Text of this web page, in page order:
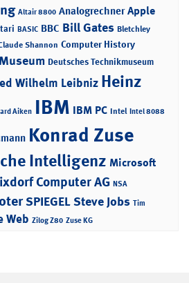
Altair 8800 Analogrechner Apple
BASIC BBC Bill Gates Bletchley
Shannon Computer History
Deutsches Technikmuseum
Wilhelm Leibniz Heinz
Aiken IBM IBM PC Intel Intel 8088
Konrad Zuse
Intelligenz Microsoft
Computer AG NSA
SPIEGELSteve Jobs Tim
Web Zilog Z80 Zuse KG